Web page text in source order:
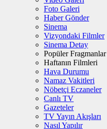
Foto Galeri
Haber Gönder
Sinema
Vizyondaki Filmler
Sinema Detay
Popüler Fragmanlar
Haftanın Filmleri
Hava Durumu
Namaz Vakitleri
Nöbetçi Eczaneler
Canlı TV
Gazeteler
TV Yayın Akışları
Nasıl Yapılır